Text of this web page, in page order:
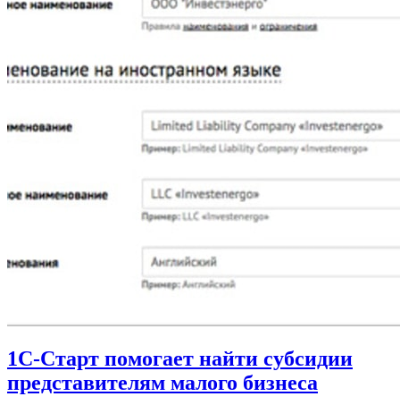
1С-Старт помогает найти субсидии
представителям малого бизнеса